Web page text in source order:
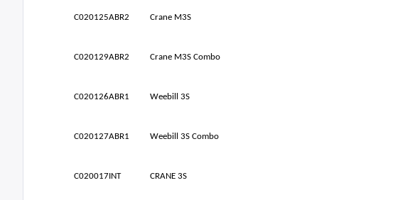
C020125ABR2 Crane M3S
C020129ABR2 Crane M3S Combo
C020126ABR1 Weebill 3S
C020127ABR1 Weebill 3S Combo
C020017INT CRANE 3S